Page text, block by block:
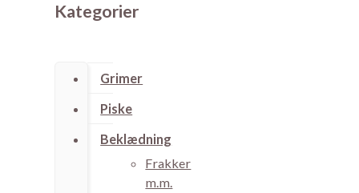
Kategorier
Grimer
Piske
Beklædning
Frakker
m.m.